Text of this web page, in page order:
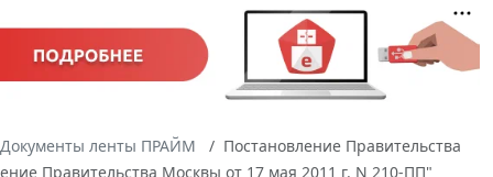
Документы ленты ПРАЙМ
Постановление Правительства
Правительства Москвы от 17 мая 2011 г. N 210-ПП"